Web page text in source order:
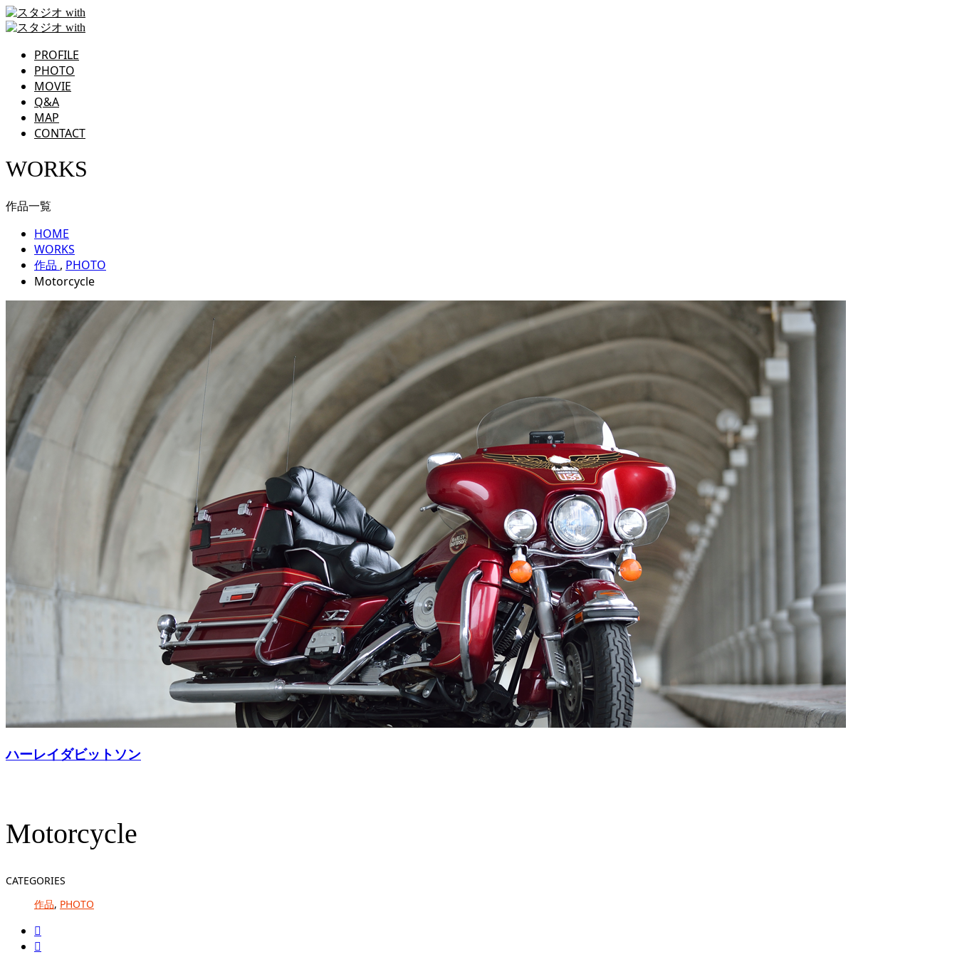
PROFILE
PHOTO
MOVIE
Q&A
MAP
CONTACT
WORKS
作品一覧
HOME
WORKS
作品 , PHOTO
Motorcycle
ハーレイダビットソン
Motorcycle
CATEGORIES
作品, PHOTO

